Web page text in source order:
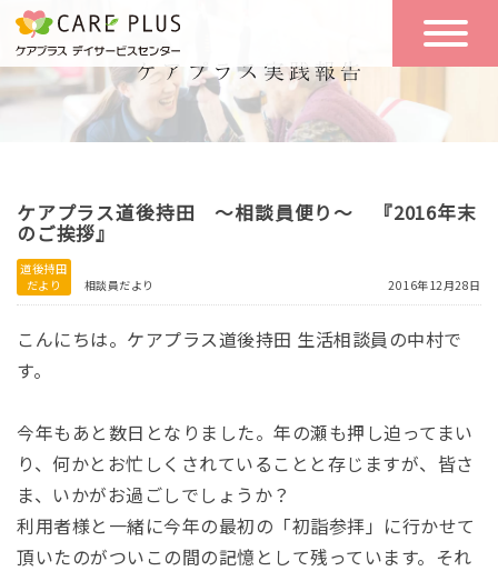
こんな方に
おすすめ
一日の流れ
一日体験
空き状況
実践報告
お問い合わせ
ケアプラス道後持田 ～相談員便り～ 『2016年末
のご挨拶』
道後持田
だより
相談員だより 2016年12月28日
こんにちは。ケアプラス道後持田 生活相談員の中村で
す。
今年もあと数日となりました。年の瀬も押し迫ってまい
り、何かとお忙しくされていることと存じますが、皆さ
ま、いかがお過ごしでしょうか？
利用者様と一緒に今年の最初の「初詣参拝」に行かせて
頂いたのがついこの間の記憶として残っています。それ